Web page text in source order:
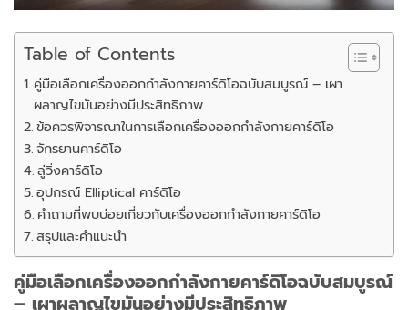
Table of Contents
คู่มือเลือกเครื่องออกกำลังกายคาร์ดิโอฉบับสมบูรณ์ – เผา
ผลาญไขมันอย่างมีประสิทธิภาพ
ข้อควรพิจารณาในการเลือกเครื่องออกกำลังกายคาร์ดิโอ
จักรยานคาร์ดิโอ
ลู่วิ่งคาร์ดิโอ
อุปกรณ์ Elliptical คาร์ดิโอ
คำถามที่พบบ่อยเกี่ยวกับเครื่องออกกำลังกายคาร์ดิโอ
สรุปและคำแนะนำ
คู่มือเลือกเครื่องออกกำลังกายคาร์ดิโอฉบับสมบูรณ์
– เผาผลาญไขมันอย่างมีประสิทธิภาพ